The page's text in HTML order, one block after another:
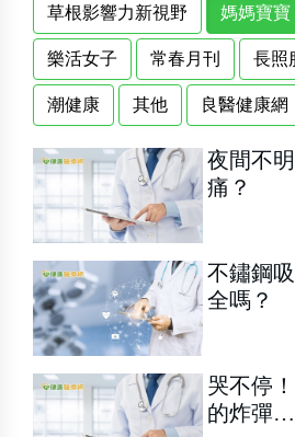
草根影響力新視野 媽媽寶寶
樂活女子 常春月刊 長照
潮健康 其他 良醫健康網
夜間不
痛？
不鏽鋼
全嗎？
哭不停
的炸彈…